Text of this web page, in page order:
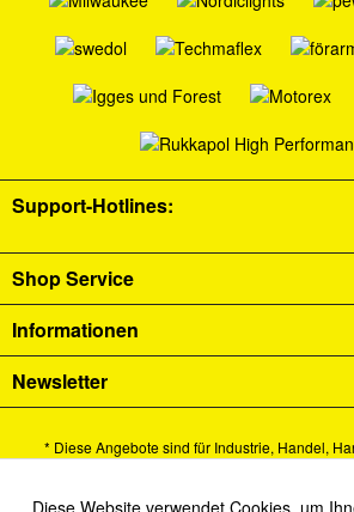
Support-Hotlines:
Shop Service
Informationen
Newsletter
* Diese Angebote sind für Industrie, Handel,
Alle Preise verstehen sich zzgl. Mehrwertsteuer
Diese Website verwendet Cookies, um